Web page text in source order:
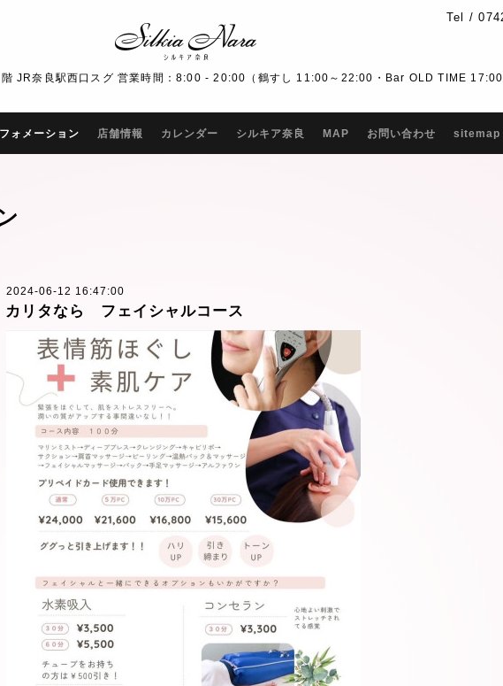
Tel /
JR奈良駅西口スグ 営業時間：8:00 - 20:00（鶴すし 11:00～22:00・Bar OLD TIME
ォメーション 店舗情報 カレンダー シルキア奈良 MAP お問い合わせ sitemap
2024-06-12 16:47:00
カリタなら フェイシャルコース